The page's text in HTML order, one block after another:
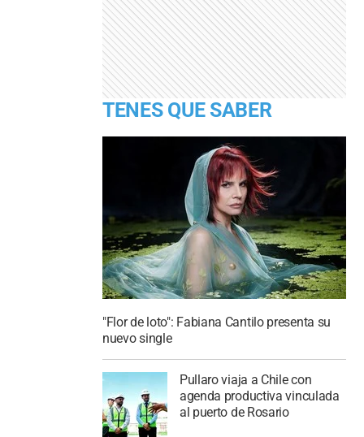
TENES QUE SABER
"Flor de loto": Fabiana Cantilo presenta su
nuevo single
Pullaro viaja a Chile con
agenda productiva vinculada
al puerto de Rosario